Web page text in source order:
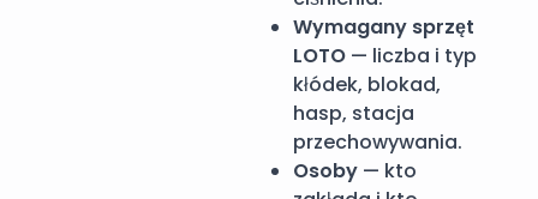
Wymagany sprzęt
LOTO — liczba i typ
kłódek, blokad,
hasp, stacja
przechowywania.
Osoby — kto